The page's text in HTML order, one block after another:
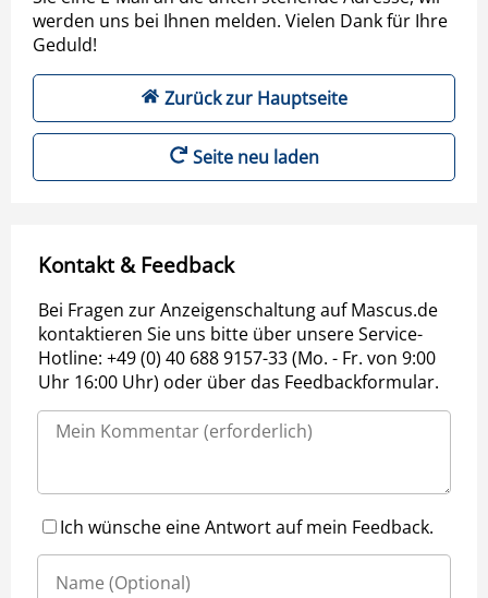
werden uns bei Ihnen melden. Vielen Dank für Ihre
Geduld!
Zurück zur Hauptseite
Seite neu laden
Kontakt & Feedback
Bei Fragen zur Anzeigenschaltung auf Mascus.de
kontaktieren Sie uns bitte über unsere Service-
Hotline: +49 (0) 40 688 9157-33 (Mo. - Fr. von 9:00
Uhr 16:00 Uhr) oder über das Feedbackformular.
Ich wünsche eine Antwort auf mein Feedback.